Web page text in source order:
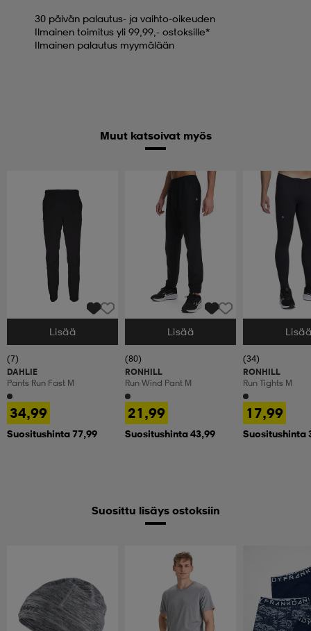
30 päivän palautus- ja vaihto-oikeuden
Ilmainen toimitus yli 99,99,- ostoksille*
Ilmainen palautus myymälään
Muut katsoivat myös
Valitse Koko
Lisää
(7)
DAHLIE
Pants Run Fast M
34,99
Suositushinta 77,99
Valitse Koko
Lisää
(80)
RONHILL
Run Wind Pant M
21,99
Suositushinta 43,99
Valitse Koko
(34)
RONHILL
Run Tights M
17,99
Suositushinta
Suosittu lisäys ostoksiin